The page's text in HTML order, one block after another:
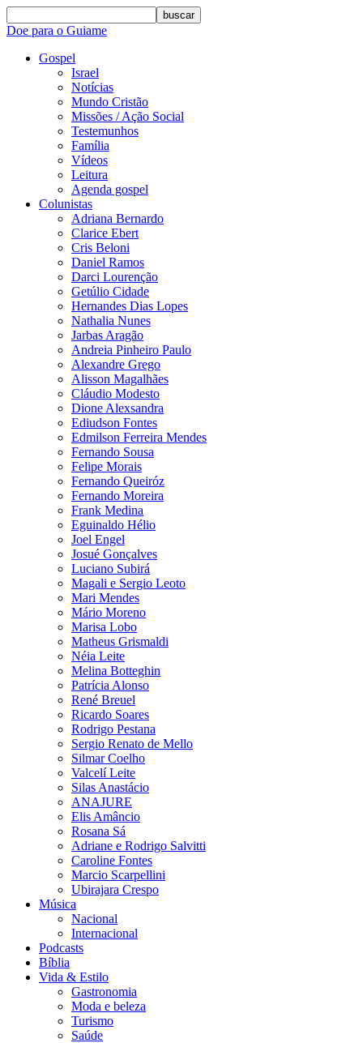
buscar
Doe para o Guiame
Gospel
Israel
Notícias
Mundo Cristão
Missões / Ação Social
Testemunhos
Família
Vídeos
Leitura
Agenda gospel
Colunistas
Adriana Bernardo
Clarice Ebert
Cris Beloni
Daniel Ramos
Darci Lourenção
Getúlio Cidade
Hernandes Dias Lopes
Nathalia Nunes
Jarbas Aragão
Andreia Pinheiro Paulo
Alexandre Grego
Alisson Magalhães
Cláudio Modesto
Dione Alexsandra
Ediudson Fontes
Edmilson Ferreira Mendes
Fernando Sousa
Felipe Morais
Fernando Queiróz
Fernando Moreira
Frank Medina
Eguinaldo Hélio
Joel Engel
Josué Gonçalves
Luciano Subirá
Magali e Sergio Leoto
Mari Mendes
Mário Moreno
Marisa Lobo
Matheus Grismaldi
Néia Leite
Melina Botteghin
Patrícia Alonso
René Breuel
Ricardo Soares
Rodrigo Pestana
Sergio Renato de Mello
Silmar Coelho
Valcelí Leite
Silas Anastácio
ANAJURE
Elis Amâncio
Rosana Sá
Adriane e Rodrigo Salvitti
Caroline Fontes
Marcio Scarpellini
Ubirajara Crespo
Música
Nacional
Internacional
Podcasts
Bíblia
Vida & Estilo
Gastronomia
Moda e beleza
Turismo
Saúde